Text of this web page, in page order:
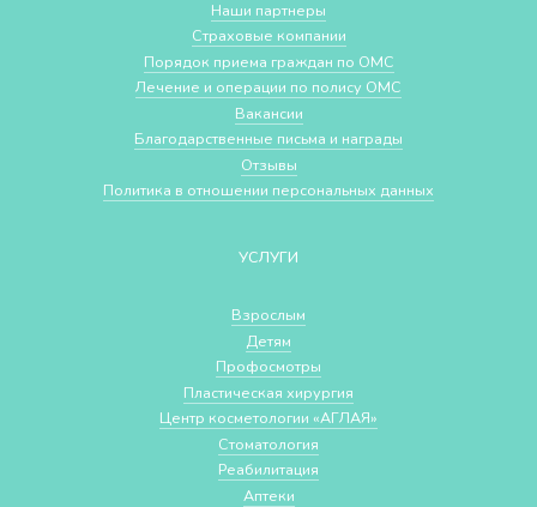
Наши партнеры
Страховые компании
Порядок приема граждан по ОМС
Лечение и операции по полису ОМС
Вакансии
Благодарственные письма и награды
Отзывы
Политика в отношении персональных данных
УСЛУГИ
Взрослым
Детям
Профосмотры
Пластическая хирургия
Центр косметологии «АГЛАЯ»
Стоматология
Реабилитация
Аптеки